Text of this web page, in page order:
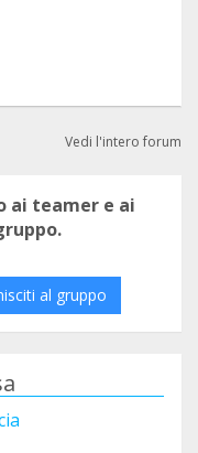
Vedi l'intero forum
ai teamer e ai
al gruppo